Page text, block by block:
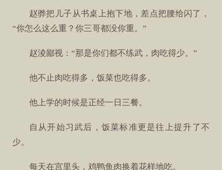
赵骅把儿子从书桌上抱下地，差点把腰给闪了，
“你怎么这么重？你三哥都没你重。”
赵淩鄙视：“那是你们都不练武，肉吃得少。”
他不止肉吃得多，饭菜也吃得多。
他上学的时候是正经一日三餐。
自从开始习武后，饭菜标准更是往上提升了不
少。
每天在宫里头，鸡鸭鱼肉换着花样地吃。